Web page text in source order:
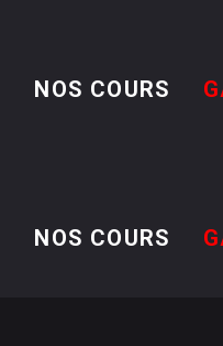
NOS COURS
NOS COURS